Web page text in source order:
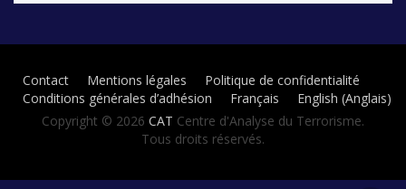
c
e
Contact Mentions légales
Politique de confidentialité
Conditions générales d’adhésion
Français English (Anglais)
Copyright © 2026 CAT Centre d'Analyse du Terrorisme.
Tous droits réservés.